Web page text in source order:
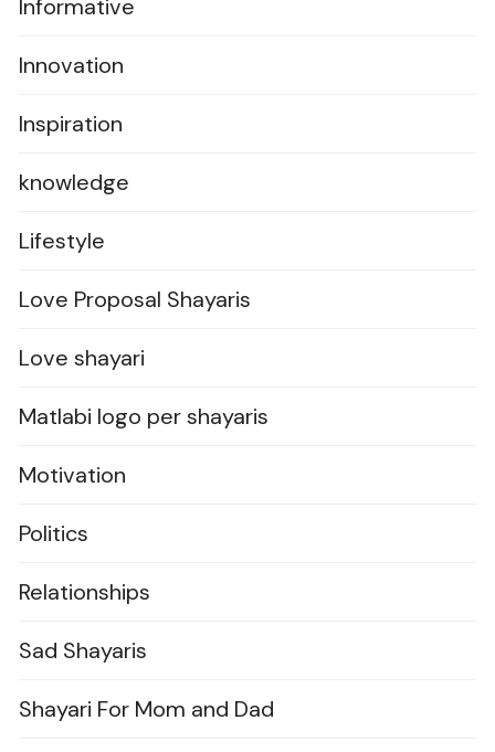
Informative
Innovation
Inspiration
knowledge
Lifestyle
Love Proposal Shayaris
Love shayari
Matlabi logo per shayaris
Motivation
Politics
Relationships
Sad Shayaris
Shayari For Mom and Dad